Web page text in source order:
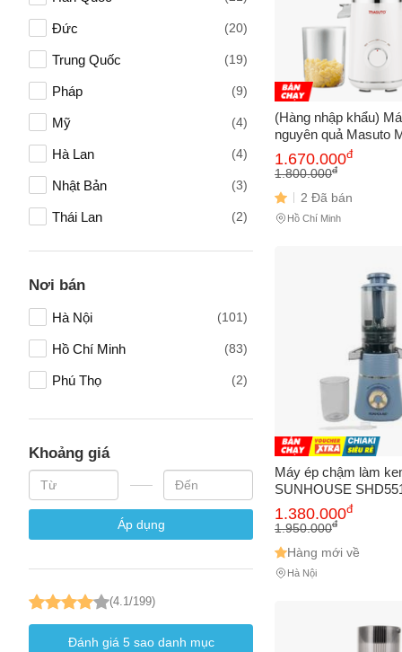
Đức (20)
Trung Quốc (19)
Pháp (9)
Mỹ (4)
Hà Lan (4)
Nhật Bản (3)
Thái Lan (2)
Tây Ban Nha (1)
Malaysia
HONGKONG (1)
Nơi bán
Hà Nội (101)
Hồ Chí Minh (83)
Phú Thọ (2)
Khoảng giá
Áp dụng
(4.1/199)
Đánh giá 5sao danh mục
(Hàng nhập khẩu)
nguyên quả Masuto
công suất 150W
1.670.000đ
1.800.000đ
2 Đã bán
Hồ Chí Minh
Máy ép chậm làm
SUNHOUSE
1.380.000đ
1.950.000đ
Hàng mới về
Hà Nội
Số điện
Email